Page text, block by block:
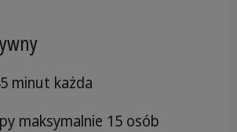
minut każda
maksymalnie 15 osób